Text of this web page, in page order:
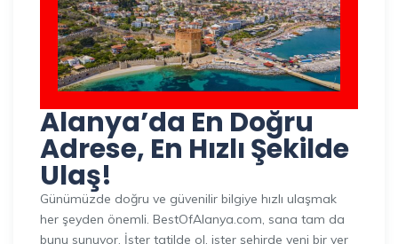
Alanya’da En Doğru
Adrese, En Hızlı Şekilde
Ulaş!
Günümüzde doğru ve güvenilir bilgiye hızlı ulaşmak
her şeyden önemli. BestOfAlanya.com, sana tam da
bunu sunuyor. İster tatilde ol, ister şehirde yeni bir yer